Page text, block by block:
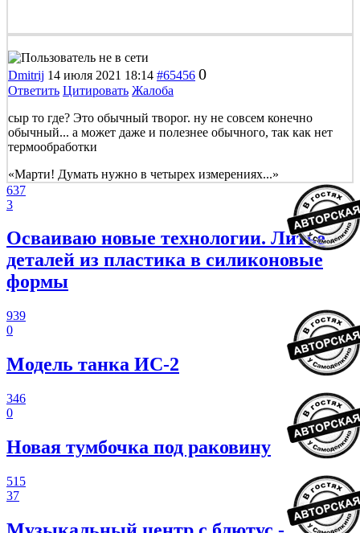
Dmitrij 14 июля 2021 18:14 #65456 0
Ответить Цитировать Жалоба
сыр то где? Это обычный творог. ну не совсем конечно
обычный... а может даже и полезнее обычного, так как нет
термообработки
«Марти! Думать нужно в четырех измерениях...»
637
3
Осваиваю новые технологии. Литье
деталей из пластика в силиконовые
формы
939
0
Модель танка ИС-2
346
0
Новая тумбочка под раковину
515
37